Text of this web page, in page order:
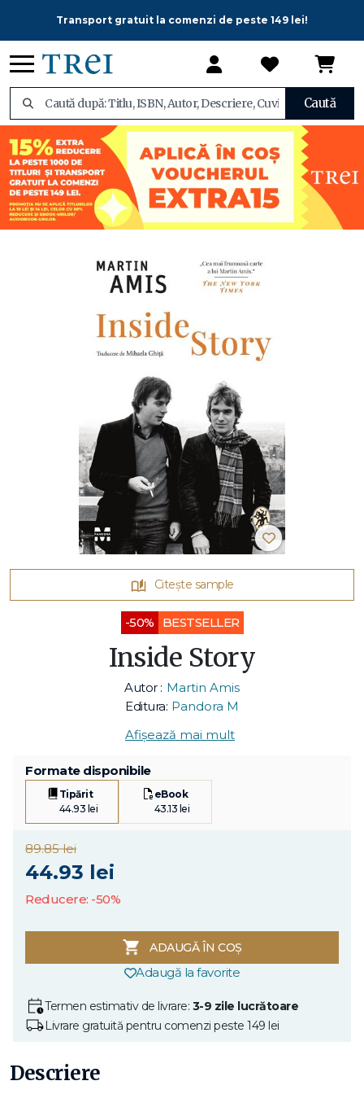
Transport gratuit la comenzi de peste 149 lei!
Caută
Citește sample
-50% BESTSELLER
Inside Story
Autor : Martin Amis
Editura: Pandora M
Afișează mai mult
Formate disponibile
Tipărit
44.93 lei
eBook
43.13 lei
89.85 lei
44.93 lei
Reducere: -50%
ADAUGĂ ÎN COȘ
Adaugă la favorite
Termen estimativ de livrare: 3-9 zile lucrătoare
Livrare gratuită pentru comenzi peste 149 lei
Descriere